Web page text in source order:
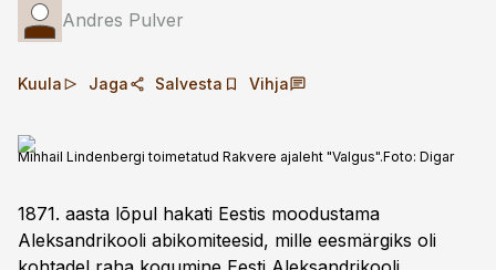
Andres Pulver
Kuula Jaga Salvesta Vihja
Mihhail Lindenbergi toimetatud Rakvere ajaleht "Valgus".Foto: Digar
1871. aasta lõpul hakati Eestis moodustama
Aleksandrikooli abikomiteesid, mille eesmärgiks oli